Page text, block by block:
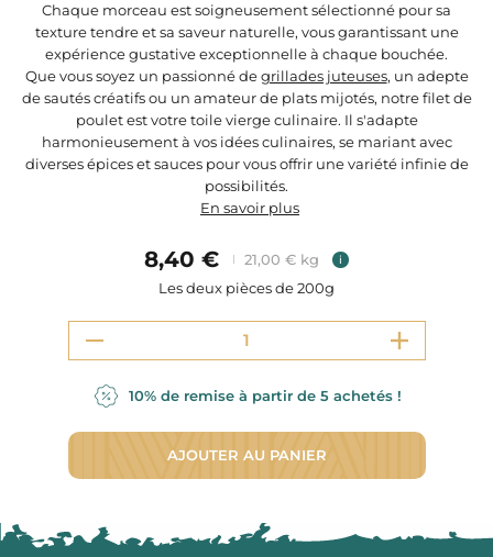
Chaque morceau est soigneusement sélectionné pour sa
texture tendre et sa saveur naturelle, vous garantissant une
expérience gustative exceptionnelle à chaque bouchée.
Que vous soyez un passionné degrillades juteuses, un adepte
de sautés créatifs ou un amateur de plats mijotés, notre filet de
poulet est votre toile vierge culinaire. Il s'adapte
harmonieusement à vos idées culinaires, se mariant avec
diverses épices et sauces pour vous offrir une variété infinie de
possibilités.
En savoir plus
8,40 € 21,00 € kg i
Les deux pièces de 200g
10% de remise à partir de 5 achetés !
AJOUTER AU PANIER